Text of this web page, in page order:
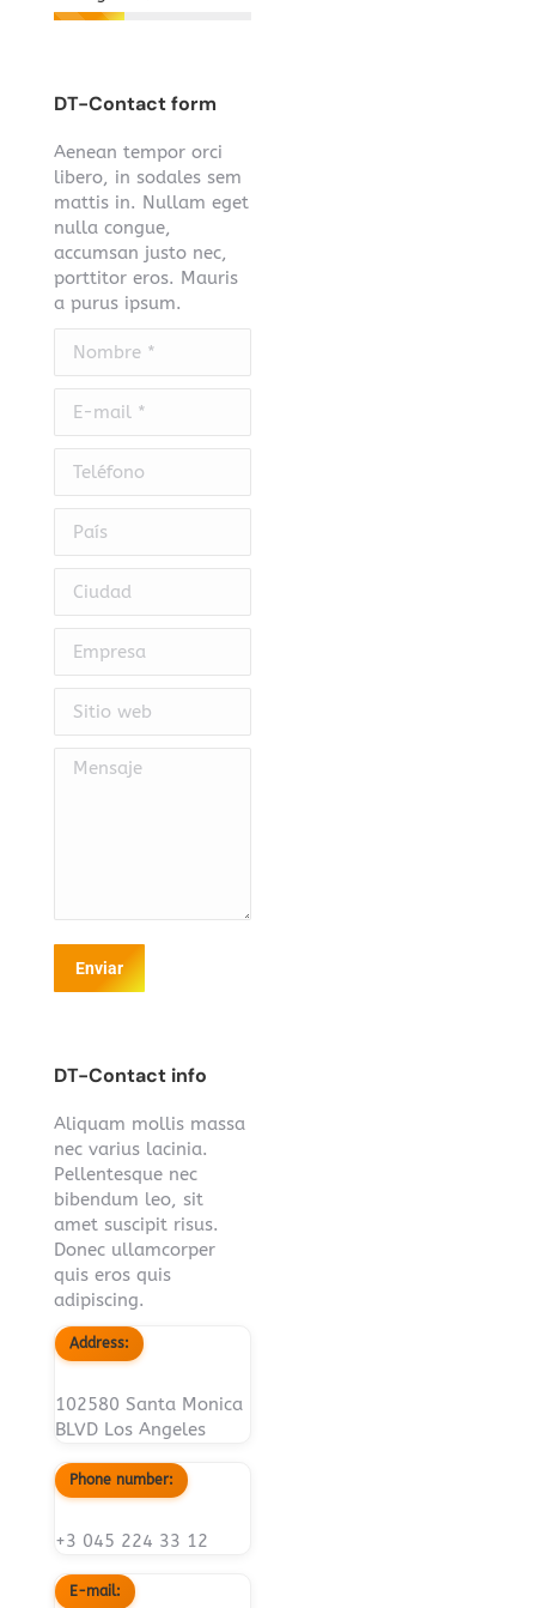
DT-Contact form
Aenean tempor orci
libero, in sodales sem
mattis in. Nullam eget
nulla congue,
accumsan justo nec,
porttitor eros. Mauris
a purus ipsum.
Nombre *
E-mail *
Teléfono
País
Ciudad
Empresa
Sitio web
Mensaje
Enviar
DT-Contact info
Aliquam mollis massa
nec varius lacinia.
Pellentesque nec
bibendum leo, sit
amet suscipit risus.
Donec ullamcorper
quis eros quis
adipiscing.
Address:
102580 Santa Monica
BLVD Los Angeles
Phone number:
+3 045 224 33 12
E-mail: